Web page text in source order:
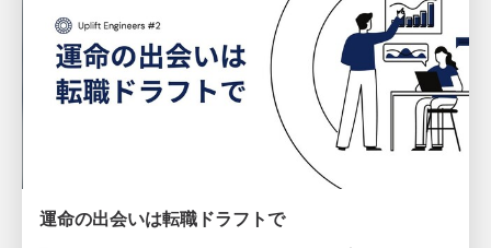
運命の出会いは転職ドラフトで